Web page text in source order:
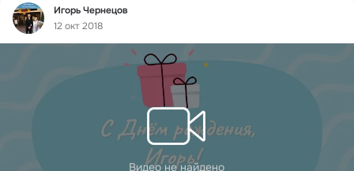
Фид
Игорь Чернецов
12 окт 2018
Видео не найдено